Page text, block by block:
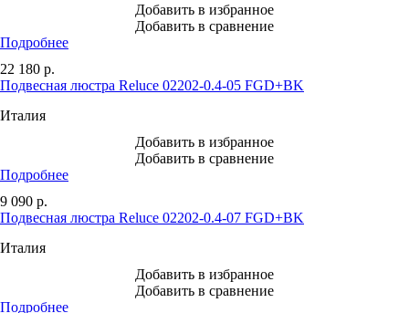
Добавить в избранное
Добавить в сравнение
Подробнее
22 180 р.
Подвесная люстра Reluce 02202-0.4-05 FGD+BK
Италия
Добавить в избранное
Добавить в сравнение
Подробнее
9 090 р.
Подвесная люстра Reluce 02202-0.4-07 FGD+BK
Италия
Добавить в избранное
Добавить в сравнение
Подробнее